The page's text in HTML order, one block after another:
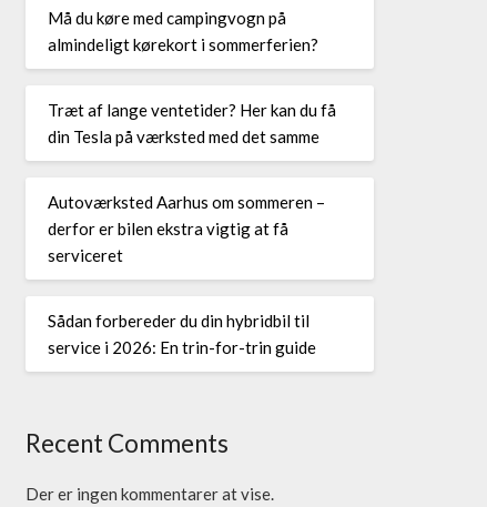
Må du køre med campingvogn på
almindeligt kørekort i sommerferien?
Træt af lange ventetider? Her kan du få
din Tesla på værksted med det samme
Autoværksted Aarhus om sommeren –
derfor er bilen ekstra vigtig at få
serviceret
Sådan forbereder du din hybridbil til
service i 2026: En trin-for-trin guide
Recent Comments
Der er ingen kommentarer at vise.